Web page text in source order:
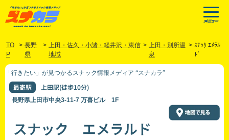
TO
P
> 長野
県
>
上田・佐久・小諸・軽井沢・東信
地域
>
上田・別所温
泉
> ｽﾅｯｸ ｴﾒﾗﾙ
ﾄﾞ
「行きたい」が見つかるスナック情報メディア “スナカラ”
最寄駅 上田駅(徒歩10分)
長野県上田市中央3-11-7 万喜ビル 1F
スナック エメラルド